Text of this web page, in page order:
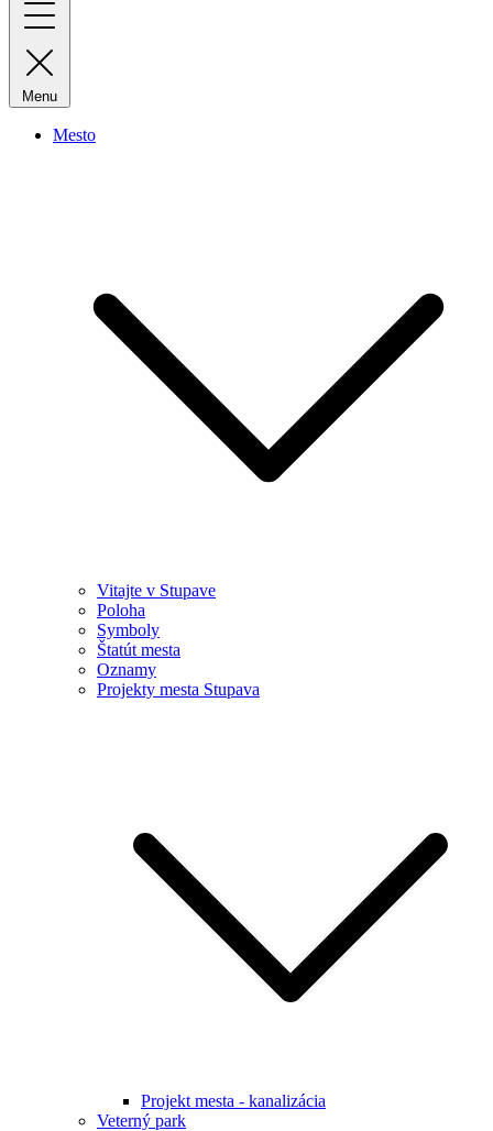
Menu
Mesto
Vitajte v Stupave
Poloha
Symboly
Štatút mesta
Oznamy
Projekty mesta Stupava
Projekt mesta - kanalizácia
Veterný park